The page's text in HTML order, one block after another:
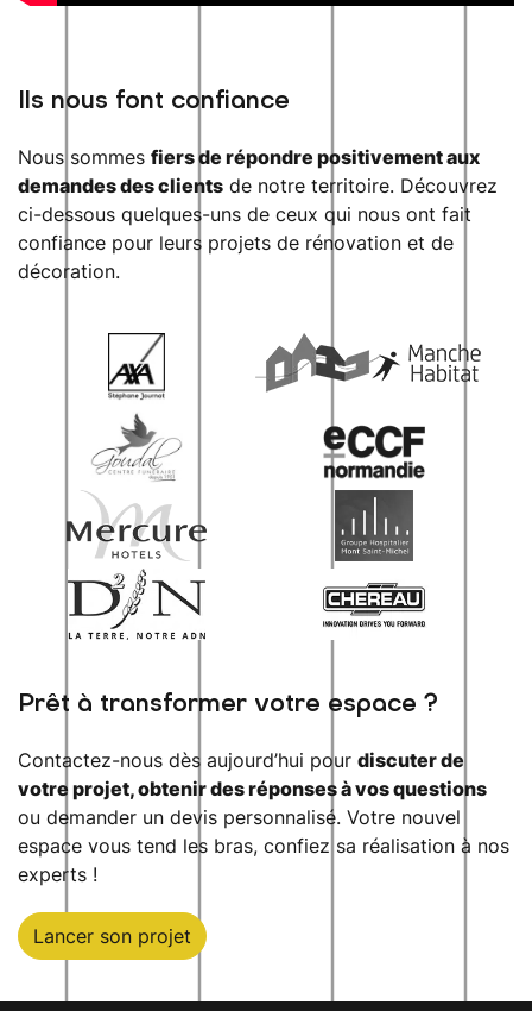
Ils nous font confiance
Nous sommes fiers de répondre positivement aux
demandes des clients de notre territoire. Découvrez
ci-dessous quelques-uns de ceux qui nous ont fait
confiance pour leurs projets de rénovation et de
décoration.
Prêt à transformer votre espace ?
Contactez-nous dès aujourd’hui pour discuter de
votre projet, obtenir des réponses à vos questions
ou demander un devis personnalisé. Votre nouvel
espace vous tend les bras, confiez sa réalisation à nos
experts !
Lancer son projet